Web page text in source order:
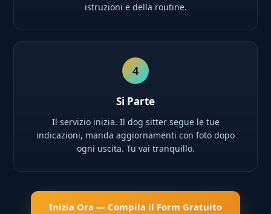
istruzioni e della routine.
4
Si Parte
Il servizio inizia. Il dog sitter segue le tue
indicazioni, manda aggiornamenti con foto dopo
ogni uscita. Tu vai tranquillo.
Inizia Ora — Compila il Form Gratuito